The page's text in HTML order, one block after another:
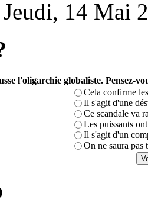
14 Mai
l'oligarchie globaliste. Pensez-
Cela confirme
Il s'agit d'une
Ce scandale va
Les puissants
Il s'agit d'un
On ne saura pas